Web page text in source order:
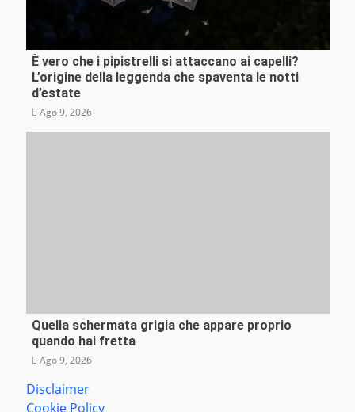
Misteri e insolito
È vero che i pipistrelli si attaccano ai capelli?
L’origine della leggenda che spaventa le notti
d’estate
Ago 9, 2026
Tecnologia
Quella schermata grigia che appare proprio
quando hai fretta
Ago 9, 2026
Disclaimer
Cookie Policy